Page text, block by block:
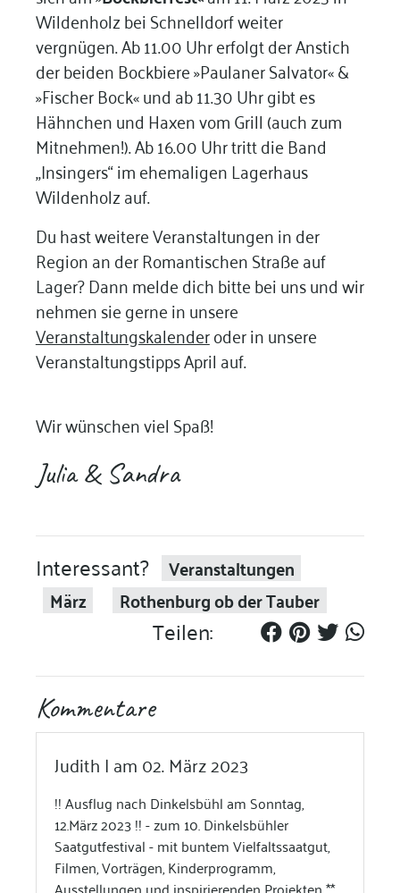
Wildenholz bei Schnelldorf weiter
vergnügen. Ab 11.00 Uhr erfolgt der Anstich
der beiden Bockbiere »Paulaner Salvator« &
»Fischer Bock« und ab 11.30 Uhr gibt es
Hähnchen und Haxen vom Grill (auch zum
Mitnehmen!). Ab 16.00 Uhr tritt die Band
„Insingers“ im ehemaligen Lagerhaus
Wildenholz auf.
Du hast weitere Veranstaltungen in der
Region an der Romantischen Straße auf
Lager? Dann melde dich bitte bei uns und wir
nehmen sie gerne in unsere
Veranstaltungskalenderoder in unsere
Veranstaltungstipps April auf.
Wir wünschen viel Spaß!
Julia & Sandra
Interessant?
Veranstaltungen
März
Rothenburg ob der Tauber
Teilen:
Kommentare
Judith | am 02. März 2023
!! Ausflug nach Dinkelsbühl am Sonntag,
12.März 2023 !! - zum 10. Dinkelsbühler
Saatgutfestival - mit buntem Vielfaltssaatgut,
Filmen, Vorträgen, Kinderprogramm,